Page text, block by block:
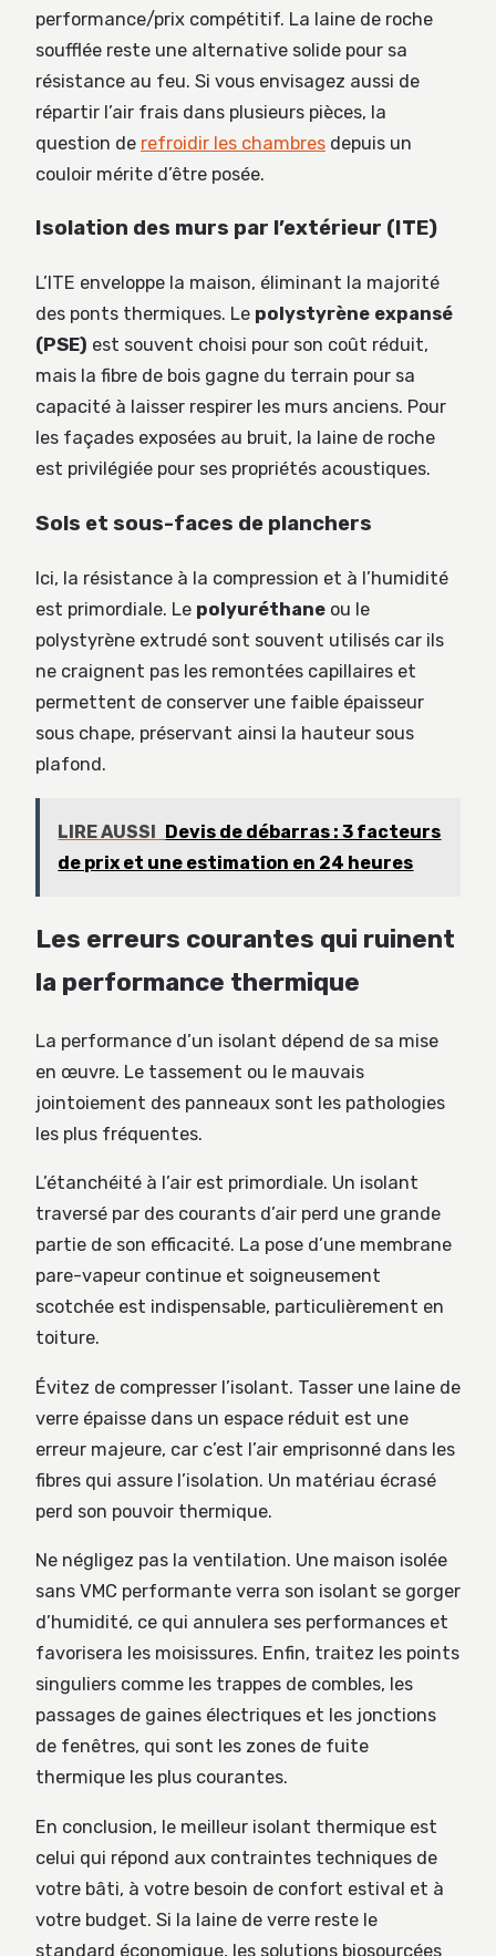
performance/prix compétitif. La laine de roche
soufflée reste une alternative solide pour sa
résistance au feu. Si vous envisagez aussi de
répartir l’air frais dans plusieurs pièces, la
question de refroidir les chambres depuis un
couloir mérite d’être posée.
Isolation des murs par l’extérieur (ITE)
L’ITE enveloppe la maison, éliminant la majorité
des ponts thermiques. Le polystyrène expansé
(PSE) est souvent choisi pour son coût réduit,
mais la fibre de bois gagne du terrain pour sa
capacité à laisser respirer les murs anciens. Pour
les façades exposées au bruit, la laine de roche
est privilégiée pour ses propriétés acoustiques.
Sols et sous-faces de planchers
Ici, la résistance à la compression et à l’humidité
est primordiale. Le polyuréthane ou le
polystyrène extrudé sont souvent utilisés car ils
ne craignent pas les remontées capillaires et
permettent de conserver une faible épaisseur
sous chape, préservant ainsi la hauteur sous
plafond.
LIRE AUSSI Devis de débarras : 3 facteurs
de prix et une estimation en 24 heures
Les erreurs courantes qui ruinent
la performance thermique
La performance d’un isolant dépend de sa mise
en œuvre. Le tassement ou le mauvais
jointoiement des panneaux sont les pathologies
les plus fréquentes.
L’étanchéité à l’air est primordiale. Un isolant
traversé par des courants d’air perd une grande
partie de son efficacité. La pose d’une membrane
pare-vapeur continue et soigneusement
scotchée est indispensable, particulièrement en
toiture.
Évitez de compresser l’isolant. Tasser une laine de
verre épaisse dans un espace réduit est une
erreur majeure, car c’est l’air emprisonné dans les
fibres qui assure l’isolation. Un matériau écrasé
perd son pouvoir thermique.
Ne négligez pas la ventilation. Une maison isolée
sans VMC performante verra son isolant se gorger
d’humidité, ce qui annulera ses performances et
favorisera les moisissures. Enfin, traitez les points
singuliers comme les trappes de combles, les
passages de gaines électriques et les jonctions
de fenêtres, qui sont les zones de fuite
thermique les plus courantes.
En conclusion, le meilleur isolant thermique est
celui qui répond aux contraintes techniques de
votre bâti, à votre besoin de confort estival et à
votre budget. Si la laine de verre reste le
standard économique, les solutions biosourcées